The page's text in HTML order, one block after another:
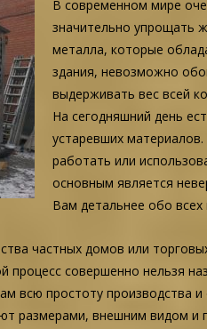
В современном мире
значительно упрощать
металла, которые
здания, невозможно
выдерживать вес всей
На сегодняшний день
устаревших
работать или
основным является
Вам детальнее обо всех
частных домов или
процесс совершенно нельзя
всю простоту производства
размерами, внешним видом и